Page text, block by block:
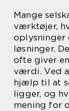
Mange
værktøjer,
oplysninger
løsninger.
ofte giver
værdi. Ved
hjælp til at
ligger, og
mening for